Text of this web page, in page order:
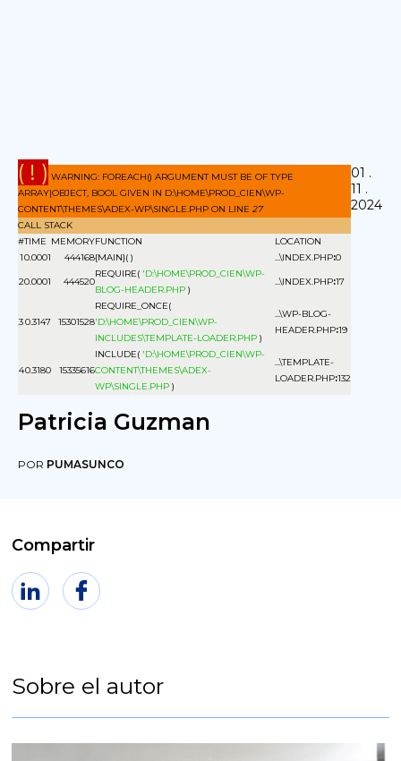
( ! ) WARNING: FOREACH() ARGUMENT MUST BE OF TYPE
ARRAY|OBJECT, BOOL GIVEN IN D:\HOME\PROD_CIEN\WP-
CONTENT\THEMES\ADEX-WP\SINGLE.PHP ON LINE27
CALL STACK
#TIME MEMORYFUNCTION
LOCATION
10.0001 444168{MAIN}( ) ...\INDEX.PHP:0
20.0001 444520
REQUIRE( 'D:\HOME\PROD_CIEN\WP-
BLOG-HEADER.PHP )
...\INDEX.PHP:17
30.3147 15301528
REQUIRE_ONCE(
'D:\HOME\PROD_CIEN\WP-
INCLUDES\TEMPLATE-LOADER.PHP )
...\WP-BLOG-
HEADER.PHP:19
40.3180 15335616
INCLUDE( 'D:\HOME\PROD_CIEN\WP-
CONTENT\THEMES\ADEX-
WP\SINGLE.PHP )
...\TEMPLATE-
LOADER.PHP:132
01 .
11 .
2024
Patricia Guzman
POR PUMASUNCO
Compartir
Sobre el autor